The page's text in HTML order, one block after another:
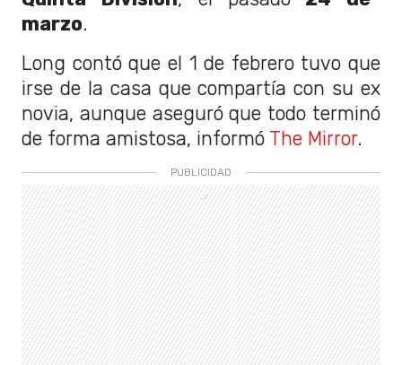
marzo.
Long contó que el 1 de febrero tuvo que
irse de la casa que compartía con su ex
novia, aunque aseguró que todo terminó
de forma amistosa, informó The Mirror.